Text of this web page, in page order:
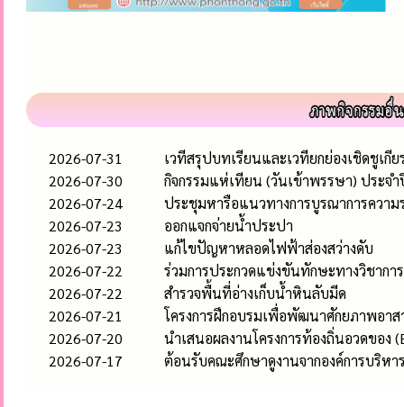
2026-07-31
เวทีสรุปบทเรียนและเวทียกย่องเชิดชูเ
2026-07-30
กิจกรรมแห่เทียน (วันเข้าพรรษา) ประจ
2026-07-24
ประชุมหารือแนวทางการบูรณาการควา
2026-07-23
ออกแจกจ่ายน้ำประปา
2026-07-23
แก้ไขปัญหาหลอดไฟฟ้าส่องสว่างดับ
2026-07-22
ร่วมการประกวดแข่งขันทักษะทางวิชาก
2026-07-22
สำรวจพื้นที่อ่างเก็บน้ำหินลับมีด
2026-07-21
โครงการฝึกอบรมเพื่อพัฒนาศักยภาพอา
2026-07-20
นำเสนอผลงานโครงการท้องถิ่นอวดของ
2026-07-17
ต้อนรับคณะศึกษาดูงานจากองค์การบริห